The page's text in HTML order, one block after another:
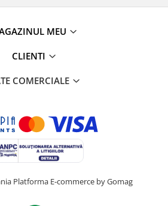
MEU
CLIENTI
COMERCIALE
Platforma E-commerce by Gomag